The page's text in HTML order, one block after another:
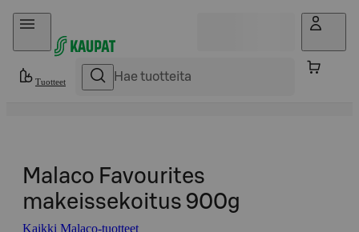
Hyppää sisältöön
Tuotteet
Malaco Favourites
makeissekoitus 900g
Kaikki Malaco-tuotteet